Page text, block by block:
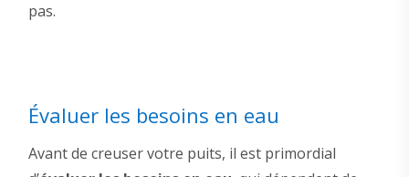
pas.
Évaluer les besoins en eau
Avant de creuser votre puits, il est primordial